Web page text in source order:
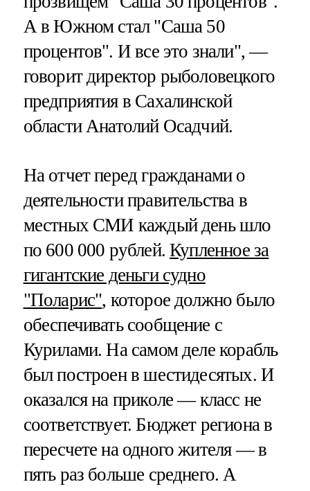
А в Южном стал "Саша 50
процентов". И все это знали", —
говорит директор рыболовецкого
предприятия в Сахалинской
области Анатолий Осадчий.
На отчет перед гражданами о
деятельности правительства в
местных СМИ каждый день шло
по 600 000 рублей.Купленное за
гигантские деньги судно
"Поларис", которое должно было
обеспечивать сообщение с
Курилами. На самом деле корабль
был построен в шестидесятых. И
оказался на приколе — класс не
соответствует. Бюджет региона в
пересчете на одного жителя — в
пять раз больше среднего. А